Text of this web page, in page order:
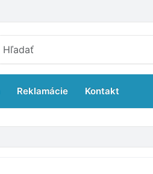
Reklamácie Kontakt